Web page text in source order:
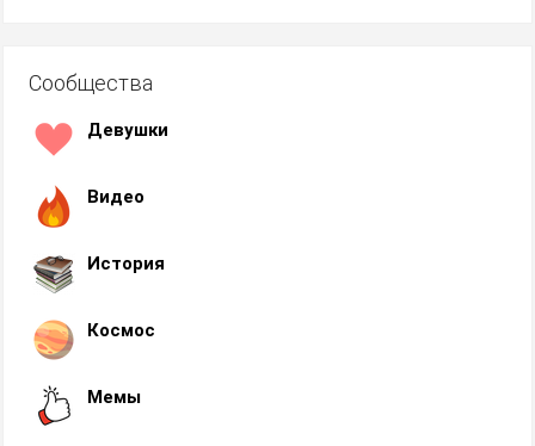
Сообщества
Девушки
Видео
История
Космос
Мемы